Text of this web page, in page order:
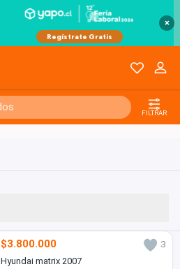
×
FILTRAR
$3.800.000
3
Hyundai matrix 2007